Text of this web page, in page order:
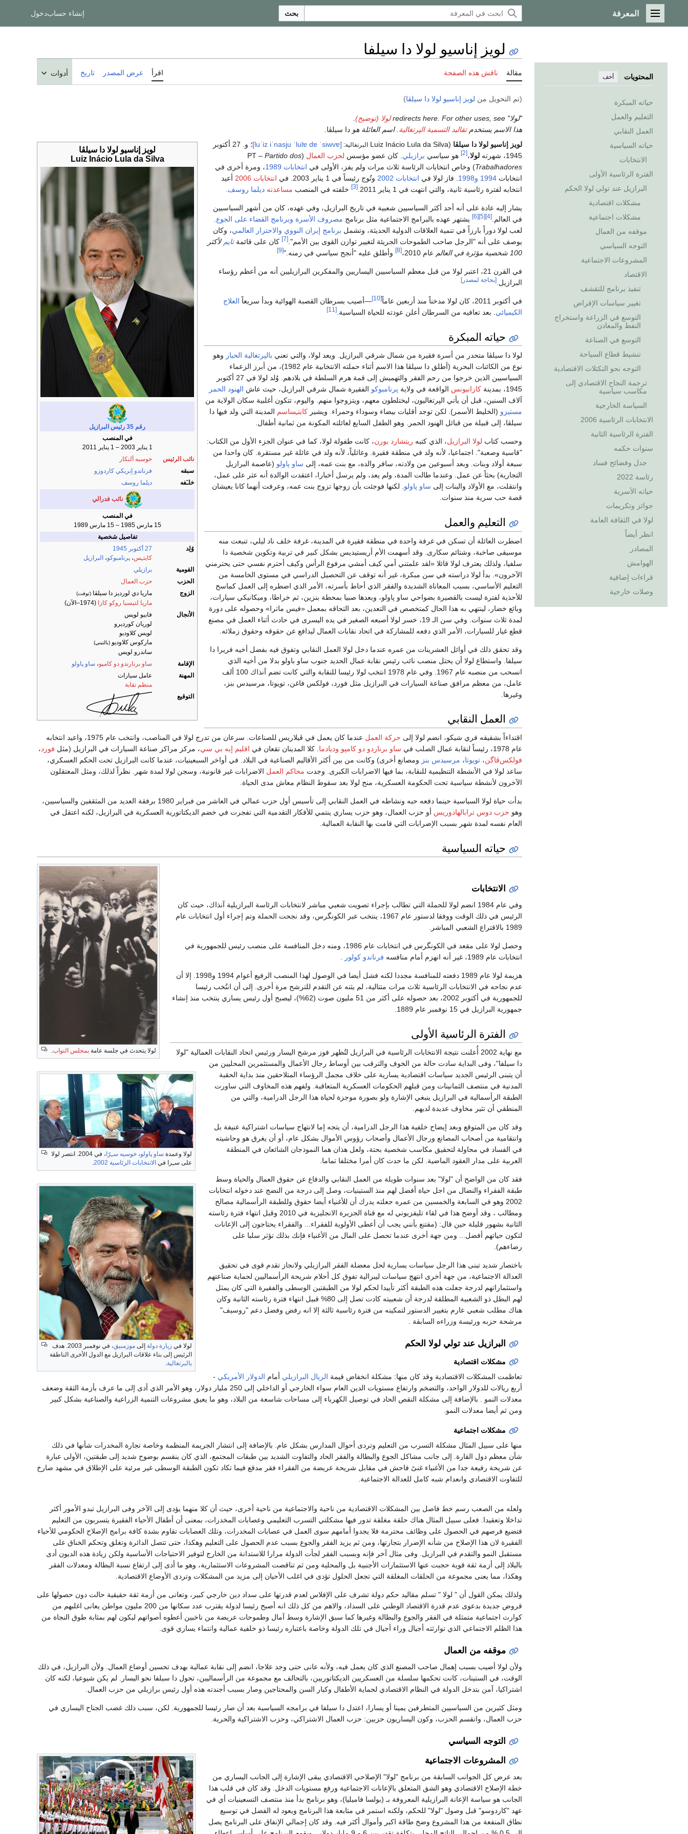
القائمة الرئيسية
المعرفة بحث إنشاء حسابدخول
المحتويات أخف
حياته المبكرة
التعليم والعمل
العمل النقابي
حياته السياسية
الانتخابات
الفترة الرئاسية الأولى
البرازيل عند تولي لولا الحكم
مشكلات اقتصادية
مشكلات اجتماعية
موقفه من العمال
التوجه السياسي
المشروعات الاجتماعية
الاقتصاد
تنفيذ برنامج للتقشف
تغيير سياسات الإقراض
التوسع في الزراعة واستخراج
النفط والمعادن
التوسع في الصناعة
تنشيط قطاع السياحة
التوجه نحو التكتلات الاقتصادية
ترجمة النجاح الاقتصادي إلى
مكاسب سياسية
السياسة الخارجية
الانتخابات الرئاسية 2006
الفترة الرئاسية الثانية
سنوات حكمه
جدل وفضائح فساد
رئاسة 2022
حياته الأسرية
جوائز وتكريمات
لولا في الثقافة العامة
انظر أيضاً
المصادر
الهوامش
قراءات إضافية
وصلات خارجية
لويز إناسيو لولا دا سيلفا
مقالة ناقش هذه الصفحة اقرأ عرض المصدر تاريخ أدوات
(تم التحويل من لويز إناسيو لولا دا سيلڤا)
"لولا" redirects here. For other uses, see لولا (توضيح)
هذا الاسم يستخدمتقاليد التسمية الپرتغالية . اسم العائلة هو دا سيلڤا
لويز إناسيو لولا دا سيلڤا
Luiz Inácio Lula da Silva
رقم 35
رئيس البرازيل
في المنصب
1 يناير 2003 – 1 يناير 2011
نائب الرئيس
خوسيه ألنكار
سبقه
فرناندو إنريكي كاردوزو
خلـَفه
ديلما روسف
نائب فدرالي
في المنصب
15 مارس 1985 – 15 مارس 1989
تفاصيل شخصية
وُلِد
27 أكتوبر
1945
كايتـِس، پرنامبوكو، البرازيل
القومية
برازيلي
الحزب
حزب العمال
الزوج
ماريا دي لورديز دا سيلڤا (توفت)
ماريا لتيسيا روكو كازا
(1974–الآن)
الأنجال
فابيو لويس
لوريان كورديرو
لويس كلاوديو
ماركوس كلاوديو (بالتبني)
ساندرو لويس
الإقامة
ساو برنارندو دو كامپو، ساو پاولو
المهنة
عامل سيارات
منظم نقابة
التوقيع
لويز إناسيو لولا دا سيلڤا (Luiz Inácio Lula da Silva البرتغالية: [luˈiz iˈnasju ˈlulɐ dɐ ˈsiwvɐ]
؛ و. 27 أكتوبر
1945، شهرته
لولا،[2] هو سياسي برازيلي . كان عضو مؤسس لحزب العمال (PT –
Partido dos
Trabalhadores) وخاص انتخابات الرئاسة ثلاث مرات ولم يفز، الأولى في انتخابات 1989
، ومرة أخرى في
انتخابات 1994 و1998 . فاز لولا في انتخابات 2002 وتُوج رئيساً في 1 يناير 2003. في انتخابات 2006
أعيد
انتخابه لفترة رئاسية ثانية، والتي انتهت في 1 يناير 2011.
[3] خلفته في المنصب مساعدته ديلما روسف
يشار إليه عادة على أنه أحد أكثر السياسيين شعبية في تاريخ البرازيل، وفي عهده، كان من أشهر السياسيين
في العالم. [4]
[5]
[6] يشتهر عهده بالبرامج الاجتماعية مثل برنامج مصروف الأسرة وبرنامج القضاء على الجوع
لعب لولا دوراً بارزاً في تنمية العلاقات الدولية الحديثة، وتشمل برنامج إيران النووي والاحترار العالمي، وكان
يوصف على أنه "الرجل صاحب الطموحات الجريئة لتغيير توازن القوى بين الأمم". [7] كان على قائمةتايم لأكثر
100 شخصية مؤثرة في العالم
عام 2010، [8] وأطلق عليه "أنجح سياسي في زمنه."[9]
في القرن 21، اعتبر لولا من قبل معظم السياسيين اليساريين والمفكرين البرازيليين أنه من أعظم رؤساء
البرازيل. [بحاجة لمصدر]
في أكتوبر 2011، كان لولا مدخناً منذ أربعين عاماً [10] —أصيب بسرطان القصبة الهوائية وبدأ سريعاً العلاج
الكيميائي . بعد تعافيه من السرطان أعلن عودته للحياة السياسية. [11]
حياته المبكرة
لولا دا سيلڤا متحدر من أسرة فقيرة من شمال شرقي البرازيل. ويعد لولا، والتي تعني بالپرتغالية الحبار وهو
نوع من الكائنات البحرية (أطلق دا سيلڤا هذا الاسم أثناء حملته الانتخابية عام 1982)، من أبرز الزعماء
السياسيين الذين خرجوا من رحم الفقر والتهميش إلى قمة هرم السلطة في بلادهم. وُلد لولا في 27 أكتوبر
1945، بمدينة
كارانيونس الواقعة في ولاية پرنامبوكو الفقيرة شمال شرقي البرازيل، حيث عاش الهنود الحمر
آلاف السنين، قبل أن يأتي الپرتغاليون، ليختلطون معهم، ويتزوجوا منهم. واليوم، تتكون أغلبية سكان الولاية من
مستيزو (الخليط الأسمر). لكن توجد أقليات بيضاء وسوداء وحمراء. ويشير كايتـِساسم المدينة التي ولد فيها دا
سيلڤا، إلى قبيلة من قبائل الهنود الحمر. وهو الطفل السابع لعائلته المكونة من ثمانية أطفال.
وحسب كتاب لولا البرازيل، الذي كتبه ريتشارد بورن، كانت طفولة لولا، كما في عنوان الجزء الأول من الكتاب:
"قاسية وصعبة". اجتماعيا، لأنه ولد في منطقة فقيرة. وعائلياً، لأنه ولد في عائلة غير مستقرة. كان واحدا من
سبعة أولاد وبنات. وبعد أسبوعين من ولادته، سافر والده، مع بنت عمه، إلى ساو پاولو (عاصمة البرازيل
التجارية) بحثاً عن عمل. وعندما طالت المدة، ولم يعد، ولم يرسل أخبارا، اعتقدت الوالدة أنه عثر على عمل،
وانتقلت، مع الأولاد والبنات إلى ساو پاولو. لكنها فوجئت بأن زوجها تزوج بنت عمه، وعرفت أنهما كانا يعيشان
قصة حب سرية منذ سنوات.
التعليم والعمل
اضطرت العائلة أن تسكن في غرفة واحدة في منطقة فقيرة في المدينة، غرفة خلف ناد ليلي، تنبعث منه
موسيقى صاخبة، وشتائم سكارى. وقد أسهمت الأم أريستيديس بشكل كبير في تربية وتكوين شخصية دا
سلفيا، ولذلك يعترف لولا قائلا «لقد علمتني أمي كيف أمشي مرفوع الرأس وكيف أحترم نفسي حتى يحترمني
الآخرون». بدأ لولا دراسته في سن مبكرة، غير أنه توقف عن التحصيل الدراسي في مستوى الخامسة من
التعليم الأساسي، بسبب المعاناة الشديدة والفقر الذي أحاط بأسرته، الأمر الذي اضطره إلى العمل كماسح
للأحذية لفترة ليست بالقصيرة بضواحي ساو پاولو، وبعدها صبيا بمحطة بنزين، ثم خراطا، وميكانيكي سيارات،
وبائع خضار، لينتهي به هذا الحال كمتخصص في التعدين، بعد التحاقه بمعمل «فيس ماترا» وحصوله على دورة
لمدة ثلاث سنوات. وفي سن الـ 19، خسر لولا أصبعه الصغير في يده اليسرى في حادث أثناء العمل في مصنع
قطع غيار للسيارات، الأمر الذي دفعه للمشاركة في اتحاد نقابات العمال ليدافع عن حقوقه وحقوق زملائه.
وقد تحقق ذلك في أوائل العشرينات من عمره عندما دخل لولا العمل النقابي وتفوق فيه بفضل أخيه فريرا دا
سيلفا. واستطاع لولا أن يحتل منصب نائب رئيس نقابة عمال الحديد جنوب ساو باولو بدلا من أخيه الذي
انسحب من منصبه عام 1967. وفي عام 1978 انتخب لولا رئيسا للنقابة والتي كانت تضم آنذاك 100 ألف
عامل، من معظم مرافق صناعة السيارات في البرازيل مثل فورد، فولكس فاغن، تويوتا، مرسيدس بنز،
وغيرها.
العمل النقابي
اقتداءاً بشقيقه فري شيكو، انضم لولا إلى حركة العمل
عندما كان يعمل في ڤيلاريس للصناعات. سرعان من تدرج لولا في المناصب، وانتخب عام 1975، واعيد انتخابه
عام 1978، رئيساً لنقابة عمال الصلب في
ساو برناردو دو كامپو وديادما . كلا المدينان تقعان في اقليم إيه بي سي، مركز مراكز صناعة السيارات في البرازيل (مثل فورد،
فولكس‌ڤاگن، تويوتا، مرسيدس بنز ومصانع أخرى) وكانت من بين أكثر الأقاليم الصناعية في البلاد. في أواخر السبعينيات، عندما كانت البرازيل تحت الحكم العسكري،
ساعد لولا في الأنشطة التنظيمية للنقابة، بما فيها الاضرابات الكبرى. وجدت محاكم العمل الاضرابات غير قانونية، وسجن لولا لمدة شهر. نظراً لذلك، ومثل المعتقلون
الآخرون لأنشطة سياسية تحت الحكومة العسكرية، منح لولا بعد سقوط النظام معاش مدى الحياة.
بدأت حياة لولا السياسية حينما دفعه حبه ونشاطه في العمل النقابي إلى تأسيس أول حزب عمالي في العاشر من فبراير 1980 برفقة العديد من المثقفين والسياسيين،
وهو حزب دوس ترابالهادوريس أو حزب العمال، وهو حزب يساري ينتمي للأفكار التقدمية التي تفجرت في خضم الديكتاتورية العسكرية في البرازيل، لكنه اعتقل في
العام نفسه لمدة شهر بسبب الإضرابات التي قامت بها النقابة العمالية.
حياته السياسية
لولا يتحدث في جلسة عامة بمجلس النواب
الانتخابات
لولا وعمدة ساو پاولو، خوسيه سـِرّا
، في 2004. انتصر لولا
على سـِرا في الانتخابات الرئاسية 2002
وفي عام 1984 انضم لولا للحملة التي تطالب بإجراء تصويت شعبي مباشر لانتخابات الرئاسة البرازيلية آنذاك، حيث كان
الرئيس في ذلك الوقت ووفقا لدستور عام 1967، ينتخب عبر الكونگرس، وقد نجحت الحملة وتم إجراء أول انتخابات عام
1989 بالاقتراع الشعبي المباشر.
وحصل لولا على مقعد في الكونگرس في انتخابات عام 1986، ومنه دخل المنافسة على منصب رئيس للجمهورية في
انتخابات عام 1989، غير أنه انهزم أمام منافسه
فرناندو كولور
هزيمة لولا عام 1989 دفعته للمنافسة مجددا لكنه فشل أيضا في الوصول لهذا المنصب الرفيع أعوام 1994 و1998. إلا أن
عدم نجاحه في الانتخابات الرئاسية ثلاث مرات متتالية، لم يثنه عن التقدم للترشح مرة أخرى. إلى أن انتُخب رئيسا
للجمهورية في أكتوبر 2002، بعد حصوله على أكثر من 51 مليون صوت (62%)، ليصبح أول رئيس يساري ينتخب منذ إنشاء
جمهورية البرازيل في 15 نوفمبر عام 1889.
الفترة الرئاسية الأولى
لولا في زيارة دولة إلى موزمبيق
، في نوفمبر 2003. هدف
الرئيس إلى بناء علاقات البرازيل مع الدول الأخرى الناطقة
بالبرتغالية.
مع نهاية 2002 أُعلنت نتيجة الانتخابات الرئاسية في البرازيل لتُظهر فوز مرشح اليسار ورئيس اتحاد النقابات العمالية "لولا
دا سيلفا"، وفى البداية سادت حالة من الخوف والترقب بين أوساط رجال الأعمال والمستثمرين المحليين من
أن يتبنى الرئيس الجديد سياسات اقتصادية يسارية على خلاف مجمل الرؤساء المتلاحقين منذ بداية الحقبة
المدنية في منتصف الثمانينات ومن قبلهم الحكومات العسكرية المتعاقبة. ولفهم هذه المخاوف التي ساورت
الطبقة الرأسمالية في البرازيل ينبغي الإشارة ولو بصورة موجزة لحياة هذا الرجل الدرامية، والتي من
المنطقي أن تثير مخاوف عديدة لديهم.
وقد كان من المتوقع وبعد إيضاح خلفية هذا الرجل الدرامية، أن يتجه إما لانتهاج سياسات اشتراكية عنيفة بل
وانتقامية من أصحاب المصانع ورجال الأعمال وأصحاب رؤوس الأموال بشكل عام، أو أن يغرق هو وحاشيته
في الفساد في محاولة لتحقيق مكاسب شخصية بحتة، ولعل هذان هما النموذجان الشائعان في المنطقة
العربية على مدار العقود الماضية. لكن ما حدث كان أمرا مختلفا تماما.
فقد كان من الواضح أن "لولا" بعد سنوات طويلة من العمل النقابي والدفاع عن حقوق العمال والحياة وسط
طبقة الفقراء والنضال من اجل حياة أفضل لهم منذ الستينيات، وصل إلى درجة من النضج عند دخوله انتخابات
2002 وهو في السابعة والخمسين من عمره جعلته يدرك أن للأغنياء أيضا حقوق وللطبقة الرأسمالية مصالح
ومطالب ، وقد أوضح هذا في لقاء تليفزيوني له مع قناة الجزيرة الانجليزية في 2010 وقبل انتهاء فترة رئاسته
الثانية بشهور قليلة حين قال: (مقتنع بأنني يجب أن أعطى الأولوية للفقراء... والفقراء يحتاجون إلى الإعانات
لتكون حياتهم أفضل... ومن جهة أخرى عندما تحصل على المال من الأغنياء فإنك بذلك تؤثر سلبا على
رضاءهم).
باختصار شديد تبنى هذا الرجل سياسات يسارية لحل معضلة الفقر البرازيلي ولانجاز تقدم قوى في تحقيق
العدالة الاجتماعية، من جهة أخرى انتهج سياسات ليبرالية تفوق كل أحلام شريحة الرأسماليين لحماية صناعتهم
واستثماراتهم لدرجة جعلت هذه الطبقة أكثر تأييدا لحكم لولا من الطبقتين الوسطى والفقيرة التي كان يمثل
لهم البطل ذو الشعبية المطلقة لدرجة أن شعبيته كادت تصل إلى 80% قبيل انتهاء فترة رئاسته الثانية وكان
هناك مطلب شعبي عارم بتغيير الدستور لتمكينه من فترة رئاسية ثالثة إلا انه رفض وفضل دعم "روسيف"
مرشحة حزبه ورئيسة وزراءه السابقة .
البرازيل عند تولي لولا الحكم
مشكلات اقتصادية
تعاظمت المشكلات الاقتصادية وقد كان منها: مشكلة انخفاض قيمة الريال البرازيلي أمام الدولار الأمريكي -
أربع ريالات للدولار الواحد، والتضخم وارتفاع مستويات الدين العام سواء الخارجي أو الداخلي إلى 250 مليار دولار، وهو الأمر الذي أدى إلى ما عرف بأزمة الثقة وضعف
معدلات النمو . بالإضافة إلى مشكلة النقص الحاد في توصيل الكهرباء إلى مساحات شاسعة من البلاد، وهو ما يعيق مشروعات التنمية الزراعية والصناعية بشكل كبير
ومن ثم أيضا معدلات النمو.
مشكلات اجتماعية
منها على سبيل المثال مشكلة التسرب من التعليم وتردى أحوال المدارس بشكل عام. بالإضافة إلى انتشار الجريمة المنظمة وخاصة تجارة المخدرات شأنها في ذلك
شأن معظم دول القارة. إلى جانب مشاكل الجوع والبطالة والفقر الحاد والتفاوت الشديد بين طبقات المجتمع، الذي كان ينقسم بوضوح شديد إلى طبقتين، الأولى عبارة
عن شريحة رفيعة جدا من الأغنياء غنىً فاحش في مقابل شريحة عريضة من الفقراء فقر مدقع فيما تكاد تكون الطبقة الوسطى غير مرئية على الإطلاق في مشهد صارخ
للتفاوت الاقتصادي وانعدام شبه كامل للعدالة الاجتماعية.
ولعله من الصعب رسم خط فاصل بين المشكلات الاقتصادية من ناحية والاجتماعية من ناحية أخرى، حيث أن كلا منهما يؤدى إلى الآخر وفى البرازيل تبدو الأمور أكثر
تداخلا وتعقيدا. فعلى سبيل المثال هناك حلقة مغلقة تدور فيها مشكلتي التسرب التعليمي وعصابات المخدرات، بمعنى أن أطفال الأحياء الفقيرة يتسربون من التعليم
فتضيع فرصهم في الحصول على وظائف محترمة فلا يجدوا أمامهم سوى العمل في عصابات المخدرات، وتلك العصابات تقاوم بشدة كافة برامج الإصلاح الحكومي للأحياء
الفقيرة لان هذا الإصلاح من شأنه الإضرار بتجارتها، ومن ثم يزيد الفقر والجوع بسبب عدم الحصول على التعليم وهكذا، حتى تتصل الدائرة وتغلق وتحكم الخناق على
مستقبل النمو والتقدم في البرازيل. وفى مثال آخر فإنه وبسبب الفقر لجأت الدولة مرارا للاستدانة من الخارج لتوفير الاحتياجات الأساسية ولكن زيادة هذه الديون أدى
بالبلاد إلى أزمة ثقة قوية حجبت عنها الاستثمارات الأجنبية بل والمحلية ومن ثم تناقصت المشروعات الاستثمارية، وهو ما أدى إلى ارتفاع نسبة البطالة ومعدلات الفقر
وهكذا، مما يعنى مجموعة من الحلقات المغلقة التي تجعل الحلول تؤدى في اغلب الأحيان إلى مزيد من المشكلات وتردى الأوضاع الاقتصادية.
ولذلك يمكن القول أن " لولا " تسلم مقاليد حكم دولة تشرف على الإفلاس لعدم قدرتها على سداد دين خارجي كبير، وتعانى من أزمة ثقة حقيقية حالت دون حصولها على
قروض جديدة بدعوى عدم قدرة الاقتصاد الوطني على السداد، والاهم من كل ذلك انه أصبح رئيسا لدولة يقترب عدد سكانها من 200 مليون مواطن يعانى اغلبهم من
كوارث اجتماعية متمثلة في الفقر والجوع والبطالة وغيرها كما سبق الإشارة وسط آمال وطموحات عريضة من ناخبين أعطوه أصواتهم ليكون لهم بمثابة طوق النجاة من
هذا الظلم الاجتماعي الذي توارثته أجيال وراء أجيال في تلك الدولة وخاصة باعتباره رئيسا ذو خلفية عمالية وانتماء يساري قوى.
موقفه من العمال
ولأن لولا أصيب بسبب إهمال صاحب المصنع الذي كان يعمل فيه، ولأنه عانى حتى وجد علاجا، انضم إلى نقابة عمالية بهدف تحسين أوضاع العمال. ولأن البرازيل، في ذلك
الوقت، في الستينات، كانت تحكمها سلسلة من العسكريين الديكتاتوريين، بالتحالف مع مجموعة من الرأسماليين، تحول دا سيلفا نحو اليسار. لم يكن شيوعيا، لكنه كان
اشتراكيا، آمن بتدخل الدولة في النظام الاقتصادي لحماية الأطفال وكبار السن والمحتاجين وصار بسبب أجندته هذه أول رئيس برازيلي من حزب العمال.
ومثل كثيرين من السياسيين المتطرفين يمينا أو يسارا، اعتدل دا سيلفا في برامجه السياسية بعد أن صار رئيسا للجمهورية. لكن، سبب ذلك غضب الجناح اليساري في
حزب العمال، وانقسم الحزب، وكون اليساريون حزبين: حزب العمال الاشتراكي، وحزب الاشتراكية والحرية.
التوجه السياسي
المشروعات الاجتماعية
بعد عرض كل الجوانب السابقة من برنامج "لولا" الإصلاحي الاقتصادي يبقى الإشارة إلى الجانب اليساري من
خطة الإصلاح الاقتصادي وهو الشق المتعلق بالإعانات الاجتماعية ورفع مستويات الدخل. وقد كان في قلب هذا
الجانب هو سياسة الإعانة البرازيلية المعروفة بـ (بولسا فاميليا)، وهو برنامج بدأ منذ منتصف التسعينيات أي في
عهد "كاردوسو" قبل وصول "لولا" للحكم، ولكنه استمر في متابعة هذا البرنامج ويعود له الفضل في توسيع
نطاق المنفعة من هذا المشروع وضخ طاقة اكبر وأموال أكثر فيه. وقد كان إجمالي الإنفاق على البرنامج يصل